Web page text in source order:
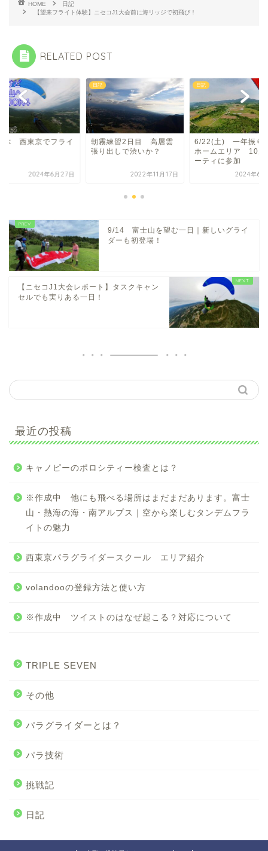
HOME
日記
【望来フライト体験】ニセコJ1大会前に海リッジで初飛び！
RELATED POST
木 西東京でフライ
2024年6月27日
日記
朝霧練習2日目 高層雲
張り出しで渋いか？
2022年11月17日
日記
6/22(土) 一年振り
ホームエリア 10周
ーティに参加
2024年6
9/14 富士山を望む一日｜新しいグライ
ダーも初登場！
【ニセコJ1大会レポート】タスクキャン
セルでも実りある一日！
最近の投稿
キャノピーのポロシティー検査とは？
※作成中 他にも飛べる場所はまだまだあります。富士
山・熱海の海・南アルプス｜空から楽しむタンデムフラ
イトの魅力
西東京パラグライダースクール エリア紹介
volandooの登録方法と使い方
※作成中 ツイストのはなぜ起こる？対応について
TRIPLE SEVEN
その他
パラグライダーとは？
パラ技術
挑戦記
日記